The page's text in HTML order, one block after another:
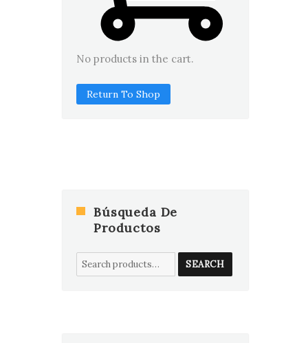
No products in the cart.
Return To Shop
Búsqueda De
Productos
Search
for:
SEARCH